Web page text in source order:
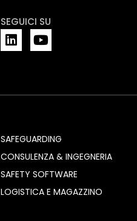
SEGUICI SU
L
i
Y
o
SAFEGUARDING
CONSULENZA & INGEGNERIA
SAFETY SOFTWARE
LOGISTICA E MAGAZZINO